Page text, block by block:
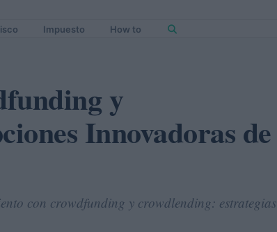
Impuesto How to
y
Innovadoras de
con crowdfunding y crowdlending: estrategias